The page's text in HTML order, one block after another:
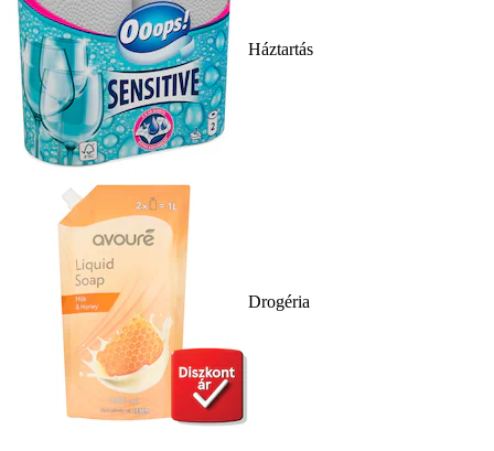
Háztartás
Drogéria